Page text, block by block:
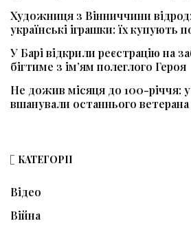
Художниця з Вінниччини
українські іграшки: їх купують
У Барі відкрили реєстрацію на
бігтиме з ім’ям полеглого Героя
Не дожив місяця до 100-річчя:
вшанували останнього ветерана
КАТЕГОРІЇ
Відео
Війна